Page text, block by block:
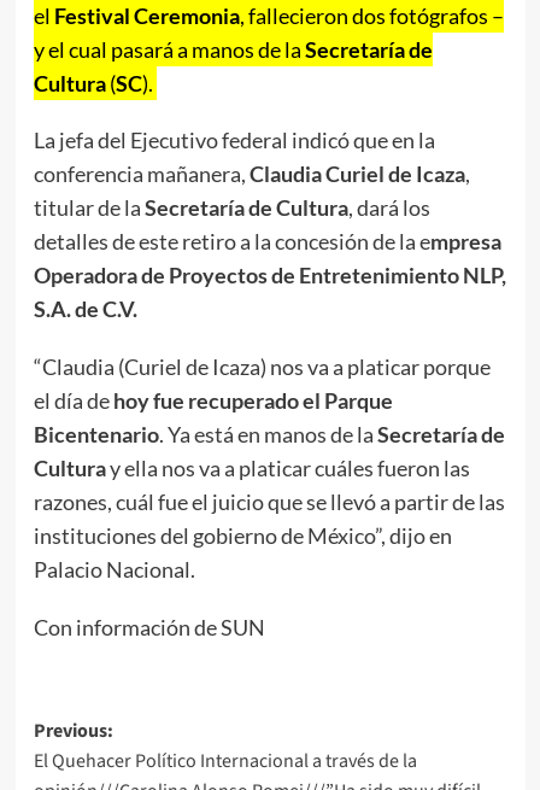
el Festival Ceremonia, fallecieron dos fotógrafos –
y el cual pasará a manos de laSecretaría de
Cultura(SC).
La jefa del Ejecutivo federal indicó que en la
conferencia mañanera,Claudia Curiel de Icaza,
titular de laSecretaría de Cultura, dará los
detalles de este retiro a la concesión de la empresa
Operadora de Proyectos de Entretenimiento NLP,
S.A. de C.V.
“Claudia (Curiel de Icaza) nos va a platicar porque
el día dehoy fue recuperado el Parque
Bicentenario. Ya está en manos de laSecretaría de
Culturay ella nos va a platicar cuáles fueron las
razones, cuál fue el juicio que se llevó a partir de las
instituciones del gobierno de México”, dijo en
Palacio Nacional.
Con información de SUN
Post
navigation
Previous:
El Quehacer Político Internacional a través de la